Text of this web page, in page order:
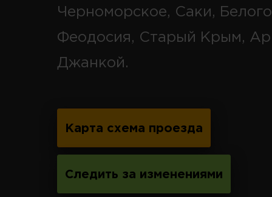
Черноморское, Саки,
Феодосия, Старый Крым,
Джанкой.
Карта схема проезда
Следить за изменениями